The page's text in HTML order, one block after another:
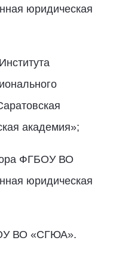
юридическая
академия»;
ФГБОУ ВО
юридическая
ВО «СГЮА».